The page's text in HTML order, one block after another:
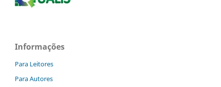
Informações
Para Leitores
Para Autores